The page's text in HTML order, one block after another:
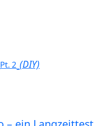
Pt. 2 (DIY)